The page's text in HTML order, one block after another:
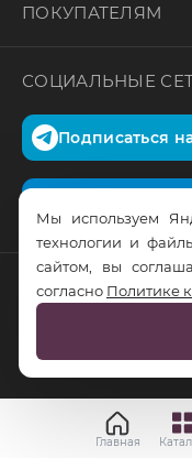
ПОКУПАТЕЛЯМ
СОЦИАЛЬНЫЕ
Подписаться
© RusTrus. 2011-
Главная
Мы используем
технологии и
сайтом, вы
согласно Политике